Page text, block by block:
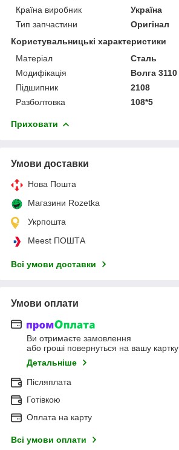
Країна виробник
Україна
Тип запчастини
Оригінал
Користувальницькі характеристики
Матеріал
Сталь
Модифікація
Волга 3110
Підшипник
2108
Разболтовка
108*5
Приховати
Умови доставки
Нова Пошта
Магазини Rozetka
Укрпошта
Meest ПОШТА
Всі умови доставки
Умови оплати
Ви отримаєте замовлення
або гроші повернуться на вашу картку
Детальніше
Післяплата
Готівкою
Оплата на карту
Всі умови оплати